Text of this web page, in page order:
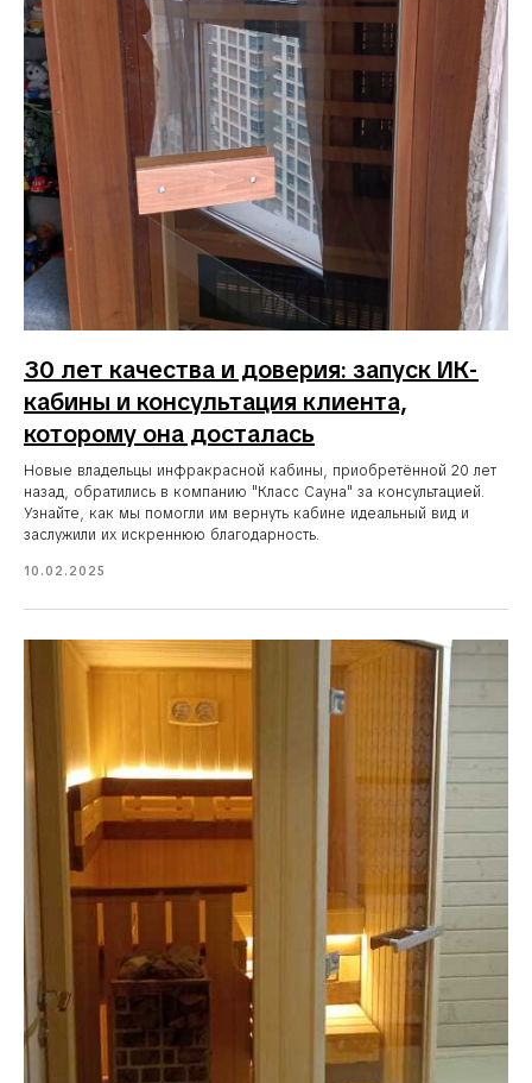
30 лет качества и доверия: запуск ИК-
кабины и консультация клиента,
которому она досталась
Новые владельцы инфракрасной кабины, приобретённой 20 лет
назад, обратились в компанию "Класс Сауна" за консультацией.
Узнайте, как мы помогли им вернуть кабине идеальный вид и
заслужили их искреннюю благодарность.
10.02.2025